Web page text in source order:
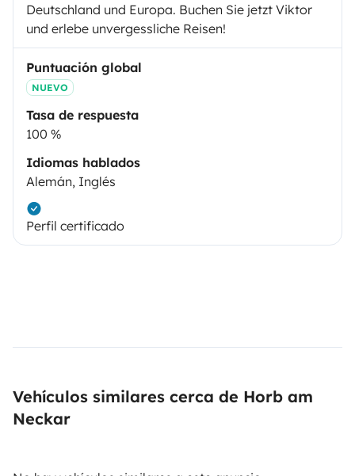
Deutschland und Europa. Buchen Sie jetzt Viktor
und erlebe unvergessliche Reisen!
Puntuación global
NUEVO
Tasa de respuesta
100 %
Idiomas hablados
Alemán, Inglés
Perfil certificado
Vehículos similares cerca de Horb am
Neckar